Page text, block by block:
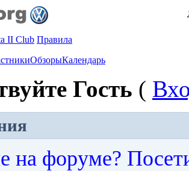
II Club Правила
ОбзорыКалендарь
Гость (
на форуме?